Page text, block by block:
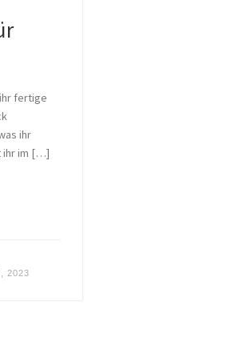
fertige
ihr
ihr im […]
2023